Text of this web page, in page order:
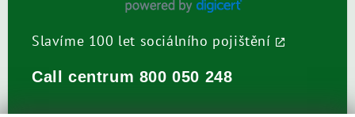
Slavíme 100 let sociálního pojištění
Call centrum 800 050 248